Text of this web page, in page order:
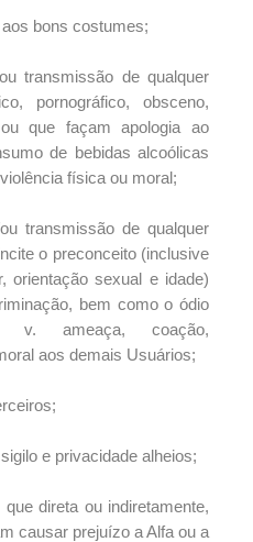
bons costumes;
transmissão de qualquer
pornográfico, obsceno,
que façam apologia ao
de bebidas alcoólicas
física ou moral;
transmissão de qualquer
o preconceito (inclusive
orientação sexual e idade)
bem como o ódio
v. ameaça, coação,
aos demais Usuários;
e privacidade alheios;
direta ou indiretamente,
causar prejuízo a Alfa ou a